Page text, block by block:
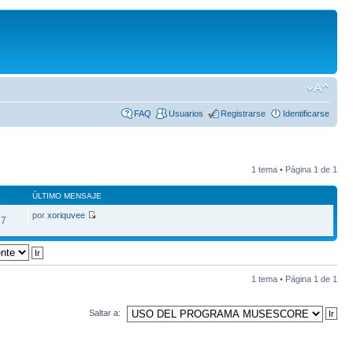
FAQ Usuarios Registrarse Identificarse
1 tema • Página 1 de 1
ÚLTIMO MENSAJE
porxoriquvee
1 tema • Página 1 de 1
Saltar a: